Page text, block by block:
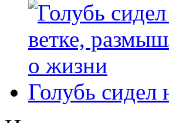
Голубь сидел